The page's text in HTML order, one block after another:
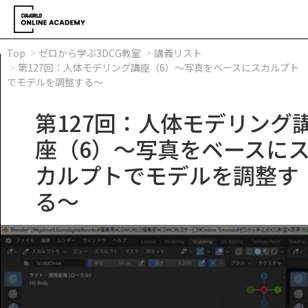
Top ゼロから学ぶ3DCG教室
講義リスト
第127回：人体モデリング講座（6）～写真をベースにスカルプト
でモデルを調整する～
第127回：人体モデリング
座（6）～写真をベースに
カルプトでモデルを調整す
る～